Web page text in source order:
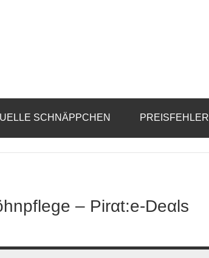
SCHNÄPPCHEN
– Pirαt:е-Dеαls